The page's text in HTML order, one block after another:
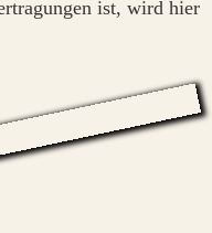
ist, wird hier